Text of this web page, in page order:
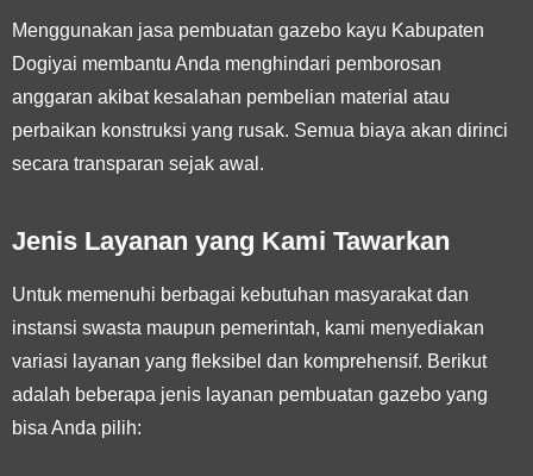
Menggunakan jasa pembuatan gazebo kayu Kabupaten
Dogiyai membantu Anda menghindari pemborosan
anggaran akibat kesalahan pembelian material atau
perbaikan konstruksi yang rusak. Semua biaya akan dirinci
secara transparan sejak awal.
Jenis Layanan yang Kami Tawarkan
Untuk memenuhi berbagai kebutuhan masyarakat dan
instansi swasta maupun pemerintah, kami menyediakan
variasi layanan yang fleksibel dan komprehensif. Berikut
adalah beberapa jenis layanan pembuatan gazebo yang
bisa Anda pilih: